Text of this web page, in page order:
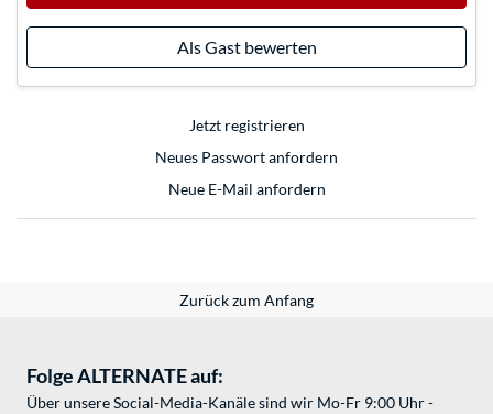
Als Gast bewerten
Jetzt registrieren
Neues Passwort anfordern
Neue E-Mail anfordern
Zurück zum Anfang
Folge ALTERNATE auf:
Über unsere Social-Media-Kanäle sind wir Mo-Fr 9:00 Uhr -